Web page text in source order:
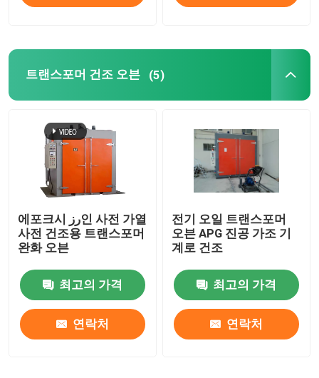
트랜스포머 건조 오븐 (5)
에포크시 رز인 사전 가열
사전 건조용 트랜스포머
완화 오븐
최고의 가격
연락처
전기 오일 트랜스포머
오븐 APG 진공 가조 기
계로 건조
최고의 가격
연락처